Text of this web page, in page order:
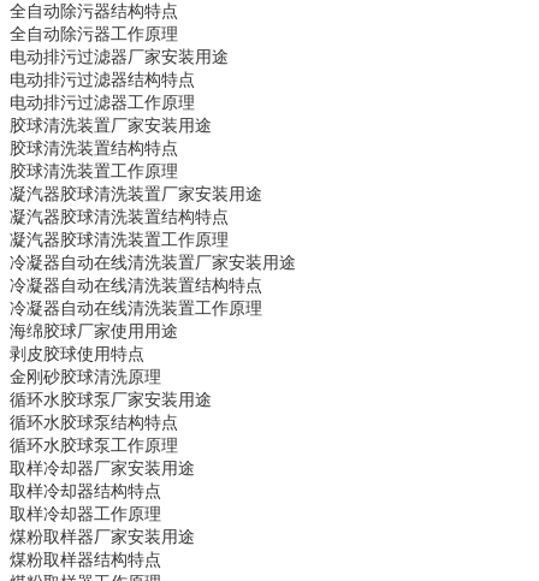
全自动除污器结构特点
全自动除污器工作原理
电动排污过滤器厂家安装用途
电动排污过滤器结构特点
电动排污过滤器工作原理
胶球清洗装置厂家安装用途
胶球清洗装置结构特点
胶球清洗装置工作原理
凝汽器胶球清洗装置厂家安装用途
凝汽器胶球清洗装置结构特点
凝汽器胶球清洗装置工作原理
冷凝器自动在线清洗装置厂家安装用途
冷凝器自动在线清洗装置结构特点
冷凝器自动在线清洗装置工作原理
海绵胶球厂家使用用途
剥皮胶球使用特点
金刚砂胶球清洗原理
循环水胶球泵厂家安装用途
循环水胶球泵结构特点
循环水胶球泵工作原理
取样冷却器厂家安装用途
取样冷却器结构特点
取样冷却器工作原理
煤粉取样器厂家安装用途
煤粉取样器结构特点